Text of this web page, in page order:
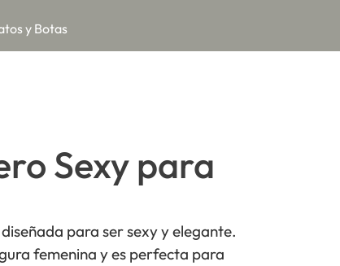
y Botas
Sexy para
para ser sexy y elegante.
femenina y es perfecta para